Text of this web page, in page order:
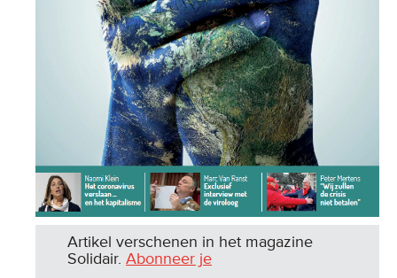
Artikel verschenen in het magazine
Solidair. Abonneer je